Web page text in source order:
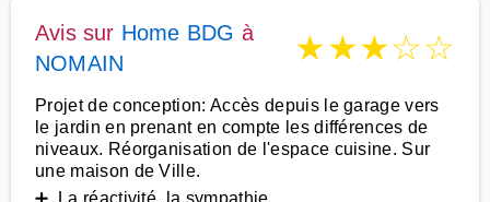
Avis sur Home BDG à
NOMAIN
★★★☆☆
Projet de conception: Accès depuis le garage vers
le jardin en prenant en compte les différences de
niveaux. Réorganisation de l'espace cuisine. Sur
une maison de Ville.
➕ La réactivité, la sympathie